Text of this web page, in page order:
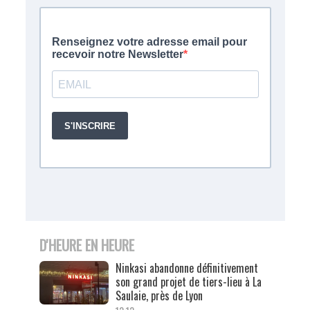
D'HEURE EN HEURE
Ninkasi abandonne définitivement
son grand projet de tiers-lieu à La
Saulaie, près de Lyon